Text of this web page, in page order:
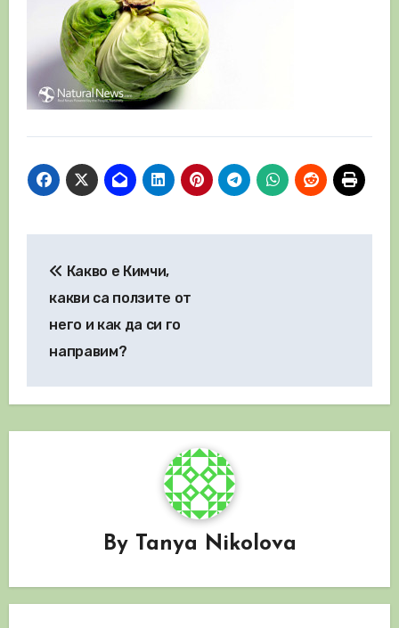
Какво е Кимчи,
какви са ползите от
него и как да си го
направим?
By Tanya Nikolova